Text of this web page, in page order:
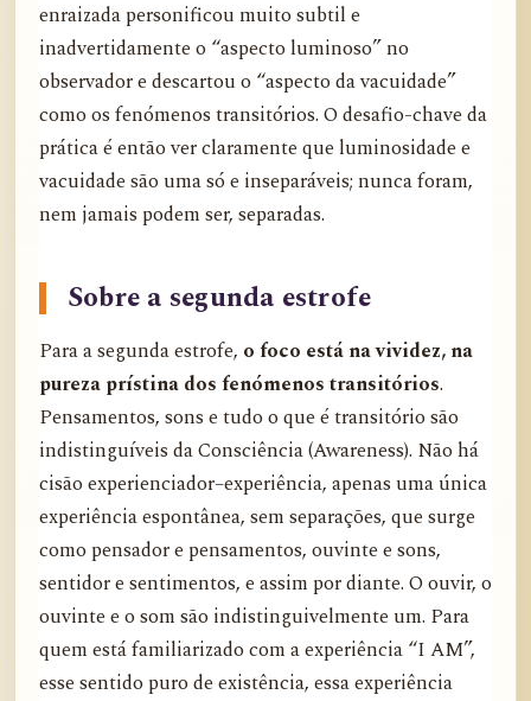
enraizada personificou muito subtil e
inadvertidamente o “aspecto luminoso” no
observador e descartou o “aspecto da vacuidade”
como os fenómenos transitórios. O desafio-chave da
prática é então ver claramente que luminosidade e
vacuidade são uma só e inseparáveis; nunca foram,
nem jamais podem ser, separadas.
Sobre a segunda estrofe
Para a segunda estrofe, o foco está na vividez, na
pureza prístina dos fenómenos transitórios.
Pensamentos, sons e tudo o que é transitório são
indistinguíveis da Consciência (Awareness). Não há
cisão experienciador–experiência, apenas uma única
experiência espontânea, sem separações, que surge
como pensador e pensamentos, ouvinte e sons,
sentidor e sentimentos, e assim por diante. O ouvir, o
ouvinte e o som são indistinguivelmente um. Para
quem está familiarizado com a experiência “I AM”,
esse sentido puro de existência, essa experiência